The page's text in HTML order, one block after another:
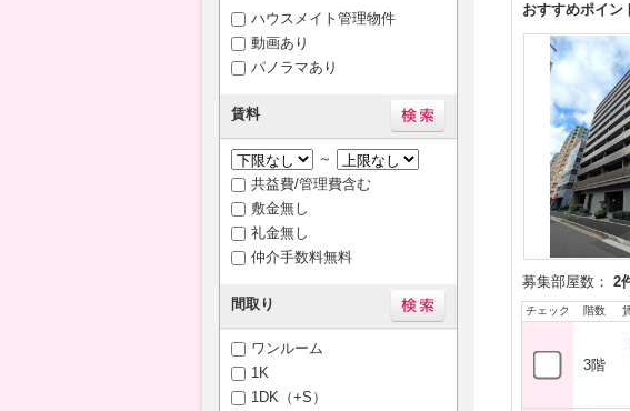
ハウスメイト管理物件
動画あり
パノラマあり
賃料
～
共益費/管理費含む
敷金無し
礼金無し
仲介手数料無料
間取り
ワンルーム
1K
1DK（+S）
おすすめポイン
募集部屋数： 2
チェック 階数
3階